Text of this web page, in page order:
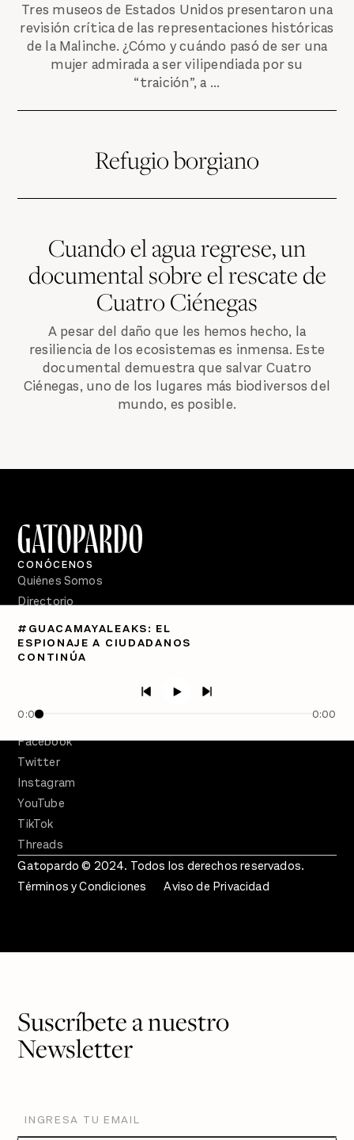
Tres museos de Estados Unidos presentaron una
revisión crítica de las representaciones históricas
de la Malinche. ¿Cómo y cuándo pasó de ser una
mujer admirada a ser vilipendiada por su
“traición”, a ...
Refugio borgiano
Cuando el agua regrese, un
documental sobre el rescate de
Cuatro Ciénegas
A pesar del daño que les hemos hecho, la
resiliencia de los ecosistemas es inmensa. Este
documental demuestra que salvar Cuatro
Ciénegas, uno de los lugares más biodiversos del
mundo, es posible.
#GUACAMAYALEAKS: EL
ESPIONAJE A CIUDADANOS
CONTINÚA
0:00 0:00
CONÓCENOS
Quiénes Somos
Directorio
PÓDCASTS
Semanario Gatopardo
Facebook
Twitter
Instagram
YouTube
TikTok
Threads
Gatopardo © 2024. Todos los derechos reservados.
Términos y Condiciones
Aviso de Privacidad
Suscríbete a nuestro
Newsletter